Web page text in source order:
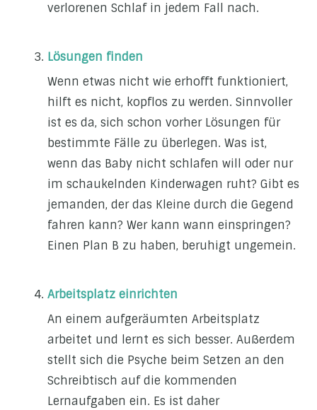
verlorenen Schlaf in jedem Fall nach.
Lösungen finden
Wenn etwas nicht wie erhofft funktioniert,
hilft es nicht, kopflos zu werden. Sinnvoller
ist es da, sich schon vorher Lösungen für
bestimmte Fälle zu überlegen. Was ist,
wenn das Baby nicht schlafen will oder nur
im schaukelnden Kinderwagen ruht? Gibt es
jemanden, der das Kleine durch die Gegend
fahren kann? Wer kann wann einspringen?
Einen Plan B zu haben, beruhigt ungemein.
Arbeitsplatz einrichten
An einem aufgeräumten Arbeitsplatz
arbeitet und lernt es sich besser. Außerdem
stellt sich die Psyche beim Setzen an den
Schreibtisch auf die kommenden
Lernaufgaben ein. Es ist daher